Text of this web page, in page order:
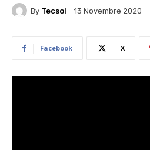
By Tecsol 13 Novembre 2020
Facebook X